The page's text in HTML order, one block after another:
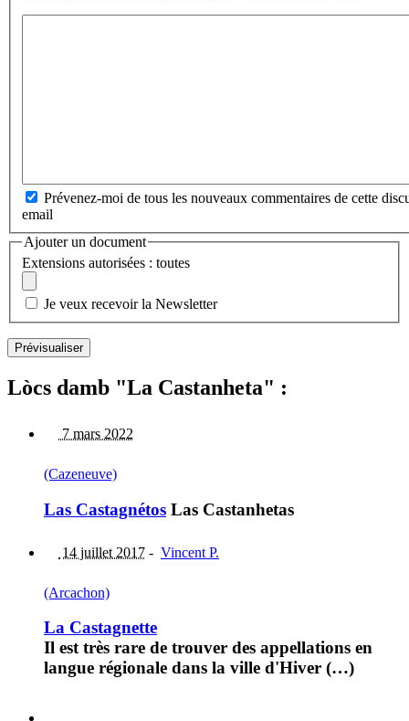
Prévenez-moi de tous les nouveaux commentaires de cette
email
Ajouter un document
Extensions autorisées : toutes
Je veux recevoir la Newsletter
Lòcs damb "La Castanheta" :
7 mars 2022
(Cazeneuve)
Las Castagnétos Las Castanhetas
14 juillet 2017 - Vincent P.
(Arcachon)
La Castagnette
Il est très rare de trouver des appellations en
langue régionale dans la ville d'Hiver (…)